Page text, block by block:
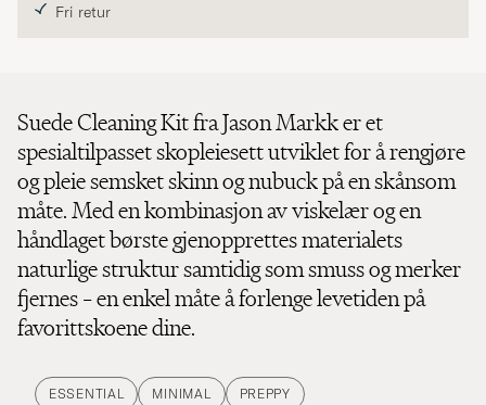
Fri retur
Suede Cleaning Kit fra Jason Markk er et
spesialtilpasset skopleiesett utviklet for å rengjøre
og pleie semsket skinn og nubuck på en skånsom
måte. Med en kombinasjon av viskelær og en
håndlaget børste gjenopprettes materialets
naturlige struktur samtidig som smuss og merker
fjernes – en enkel måte å forlenge levetiden på
favorittskoene dine.
ESSENTIAL MINIMAL PREPPY